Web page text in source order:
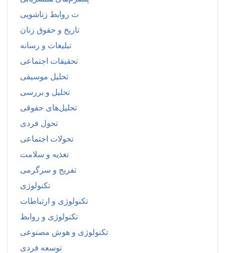
ت روابط زناشویی
تاریخ و حقوق زنان
تبلیغات و رسانه
تحقیقات اجتماعی
تحلیل موسیقی
تحلیل و بررسی
تحلیل‌های حقوقی
تحول فردی
تحولات اجتماعی
تغذیه و سلامت
تفریح و سرگرمی
تکنولوژی
تکنولوژی و ارتباطات
تکنولوژی و روابط
تکنولوژی و هوش مصنوعی
توسعه فردی